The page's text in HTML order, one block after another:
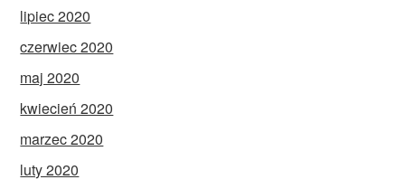
lipiec 2020
czerwiec 2020
maj 2020
kwiecień 2020
marzec 2020
luty 2020